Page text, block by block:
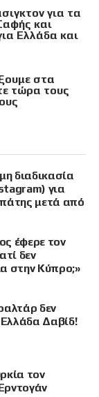
για τα
και
Ελλάδα και
στα
τώρα τους
διαδικασία
για
μετά από
έφερε τον
δεν
στην Κύπρο;»
δεν
Ελλάδα Δαβίδ!
τον